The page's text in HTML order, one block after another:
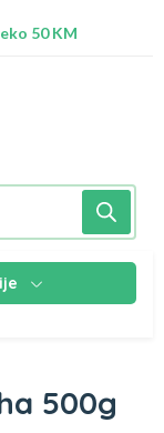
50 KM
500g